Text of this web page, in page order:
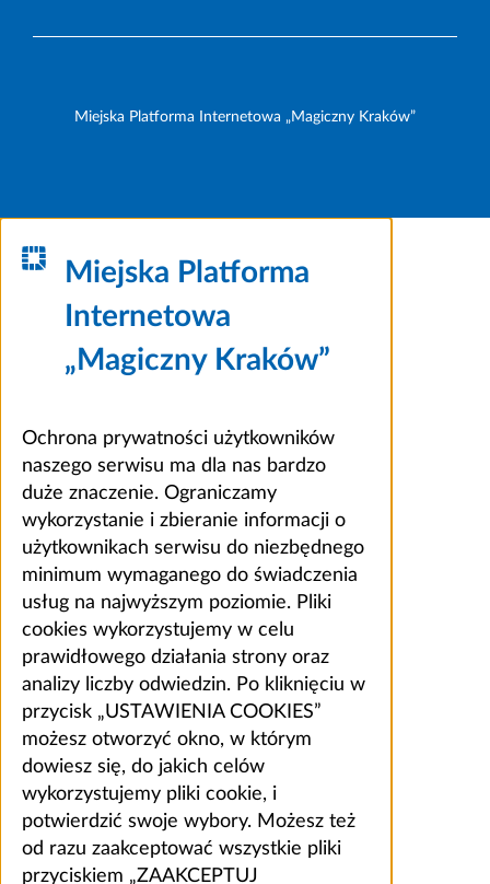
Miejska Platforma Internetowa „Magiczny Kraków”
Miejska Platforma
Internetowa
„Magiczny Kraków”
Ochrona prywatności użytkowników
naszego serwisu ma dla nas bardzo
duże znaczenie. Ograniczamy
wykorzystanie i zbieranie informacji o
użytkownikach serwisu do niezbędnego
minimum wymaganego do świadczenia
usług na najwyższym poziomie. Pliki
cookies wykorzystujemy w celu
prawidłowego działania strony oraz
analizy liczby odwiedzin. Po kliknięciu w
przycisk „USTAWIENIA COOKIES”
możesz otworzyć okno, w którym
dowiesz się, do jakich celów
wykorzystujemy pliki cookie, i
potwierdzić swoje wybory. Możesz też
od razu zaakceptować wszystkie pliki
przyciskiem „ZAAKCEPTUJ